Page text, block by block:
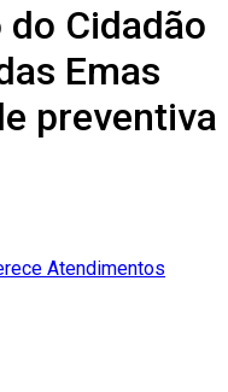
Cidadão
Emas
preventiva